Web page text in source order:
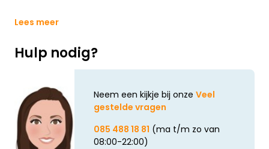
Lees meer
Hulp nodig?
Neem een kijkje bij onze Veel
gestelde vragen
085 488 18 81 (ma t/m zo van
08:00-22:00)